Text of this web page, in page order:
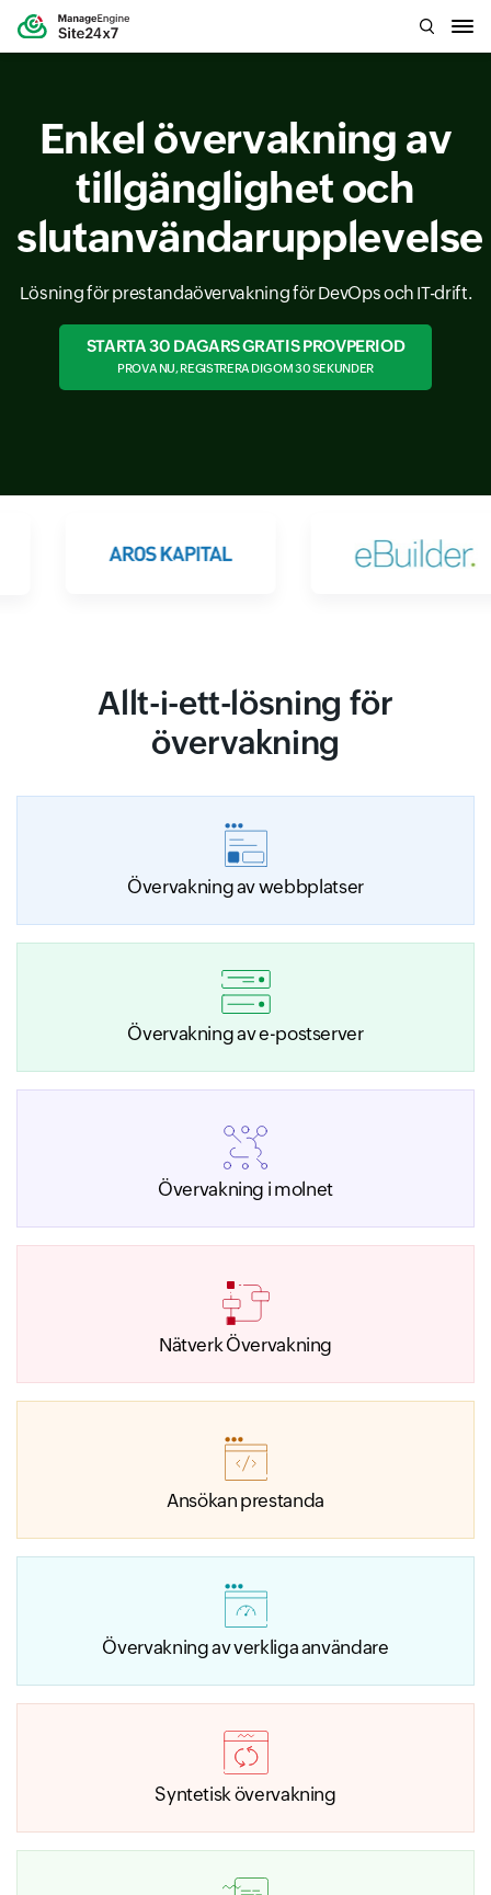
Enkel övervakning av
tillgänglighet och
slutanvändarupplevelse
Lösning för prestandaövervakning för DevOps och IT-drift.
STARTA 30 DAGARS GRATIS PROVPERIOD
PROVA NU, REGISTRERA DIG OM 30 SEKUNDER
Allt-i-ett-lösning för
övervakning
Övervakning av webbplatser
Övervakning av e-postserver
Övervakning i molnet
Nätverk Övervakning
Ansökan prestanda
Övervakning av verkliga användare
Syntetisk övervakning